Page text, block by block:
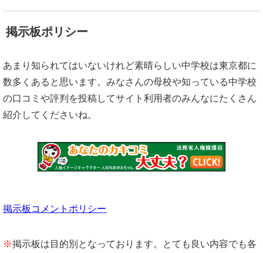
掲示板ポリシー
あまり知られてはいないけれど素晴らしい中学校は東京都に
数多くあると思います。みなさんの母校や知っている中学校
の口コミや評判を投稿してサイト利用者のみんなにたくさん
紹介してくださいね。
掲示板コメントポリシー
※掲示板は目的別となっております。とても良い内容でも各